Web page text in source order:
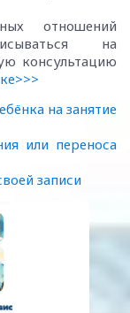
отношений
на
консультацию
на занятие
или переноса
записи